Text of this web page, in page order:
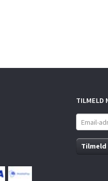
TILMELD
Email-
adresse
Tilmeld